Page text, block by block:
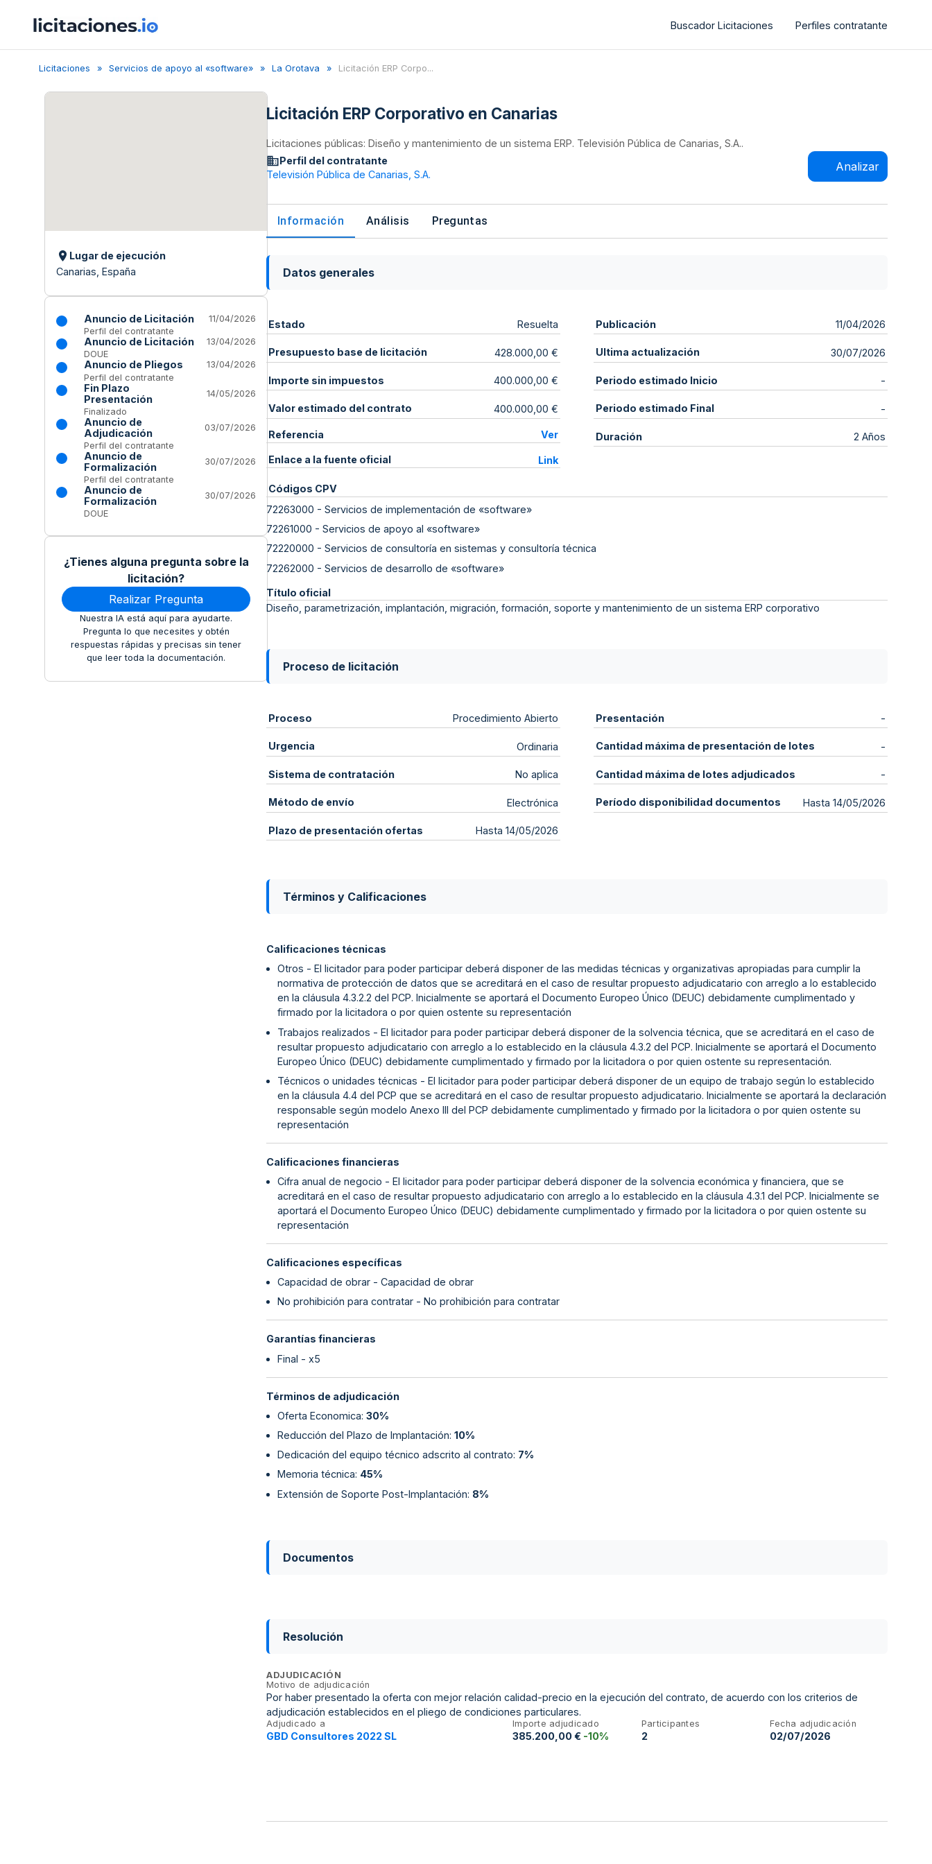
Buscador Licitaciones Perfiles contratante
Licitaciones Servicios de apoyo al «software» La Orotava Licitación ERP Corpo...
Lugar de ejecución
Canarias, España
Anuncio de Licitación
11/04/2026
Perfil del contratante
Anuncio de Licitación
13/04/2026
DOUE
Anuncio de Pliegos
13/04/2026
Perfil del contratante
Fin Plazo
Presentación
14/05/2026
Finalizado
Anuncio de
Adjudicación
03/07/2026
Perfil del contratante
Anuncio de
Formalización
30/07/2026
Perfil del contratante
Anuncio de
Formalización
30/07/2026
DOUE
¿Tienes alguna pregunta sobre la
licitación?
Realizar Pregunta
Nuestra IA está aquí para ayudarte.
Pregunta lo que necesites y obtén
respuestas rápidas y precisas sin tener
que leer toda la documentación.
Licitación ERP Corporativo en Canarias
Licitaciones públicas: Diseño y mantenimiento de un sistema ERP. Televisión Pública de Canarias, S.A..
Perfil del contratante
Televisión Pública de Canarias, S.A.
Analizar
Información Análisis Preguntas
Datos generales
Estado Resuelta
Presupuesto base de licitación 428.000,00 €
Importe sin impuestos 400.000,00 €
Valor estimado del contrato 400.000,00 €
Referencia Ver
Enlace a la fuente oficial Link
Publicación 11/04/2026
Ultima actualización 30/07/2026
Periodo estimado Inicio -
Periodo estimado Final -
Duración 2 Años
Códigos CPV
72263000 - Servicios de implementación de «software»
72261000 - Servicios de apoyo al «software»
72220000 - Servicios de consultoría en sistemas y consultoría técnica
72262000 - Servicios de desarrollo de «software»
Título oficial
Diseño, parametrización, implantación, migración, formación, soporte y mantenimiento de un sistema ERP corporativo
Proceso de licitación
Proceso Procedimiento Abierto
Urgencia Ordinaria
Sistema de contratación No aplica
Método de envío Electrónica
Plazo de presentación ofertas Hasta 14/05/2026
Presentación -
Cantidad máxima de presentación de lotes -
Cantidad máxima de lotes adjudicados -
Período disponibilidad documentos Hasta 14/05/2026
Términos y Calificaciones
Calificaciones técnicas
Otros - El licitador para poder participar deberá disponer de las medidas técnicas y organizativas apropiadas para cumplir la
normativa de protección de datos que se acreditará en el caso de resultar propuesto adjudicatario con arreglo a lo establecido
en la cláusula 4.3.2.2 del PCP. Inicialmente se aportará el Documento Europeo Único (DEUC) debidamente cumplimentado y
firmado por la licitadora o por quien ostente su representación
Trabajos realizados - El licitador para poder participar deberá disponer de la solvencia técnica, que se acreditará en el caso de
resultar propuesto adjudicatario con arreglo a lo establecido en la cláusula 4.3.2 del PCP. Inicialmente se aportará el Documento
Europeo Único (DEUC) debidamente cumplimentado y firmado por la licitadora o por quien ostente su representación.
Técnicos o unidades técnicas - El licitador para poder participar deberá disponer de un equipo de trabajo según lo establecido
en la cláusula 4.4 del PCP que se acreditará en el caso de resultar propuesto adjudicatario. Inicialmente se aportará la declaración
responsable según modelo Anexo III del PCP debidamente cumplimentado y firmado por la licitadora o por quien ostente su
representación
Calificaciones financieras
Cifra anual de negocio - El licitador para poder participar deberá disponer de la solvencia económica y financiera, que se
acreditará en el caso de resultar propuesto adjudicatario con arreglo a lo establecido en la cláusula 4.3.1 del PCP. Inicialmente se
aportará el Documento Europeo Único (DEUC) debidamente cumplimentado y firmado por la licitadora o por quien ostente su
representación
Calificaciones específicas
Capacidad de obrar - Capacidad de obrar
No prohibición para contratar - No prohibición para contratar
Garantías financieras
Final - x5
Términos de adjudicación
Oferta Economica: 30%
Reducción del Plazo de Implantación: 10%
Dedicación del equipo técnico adscrito al contrato: 7%
Memoria técnica: 45%
Extensión de Soporte Post-Implantación: 8%
Documentos
Resolución
ADJUDICACIÓN
Motivo de adjudicación
Por haber presentado la oferta con mejor relación calidad-precio en la ejecución del contrato, de acuerdo con los criterios de
adjudicación establecidos en el pliego de condiciones particulares.
Adjudicado a
GBD Consultores 2022 SL
Importe adjudicado
385.200,00 € -10%
Participantes
2
Fecha adjudicación
02/07/2026